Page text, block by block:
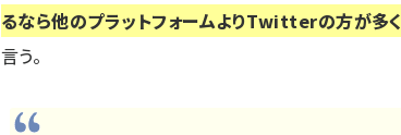
るなら他のプラットフォームよりTwitterの方が多
言う。